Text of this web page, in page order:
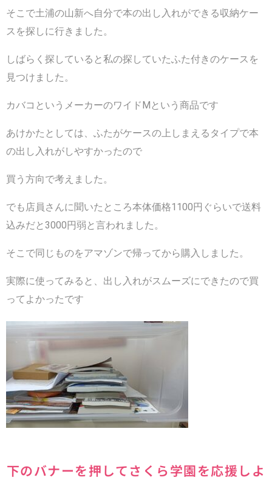
そこで土浦の山新へ自分で本の出し入れができる収納ケー
スを探しに行きました。
しばらく探していると私の探していたふた付きのケースを
見つけました。
カバコというメーカーのワイドМという商品です
あけかたとしては、ふたがケースの上しまえるタイプで本
の出し入れがしやすかったので
買う方向で考えました。
でも店員さんに聞いたところ本体価格1100円ぐらいで送料
込みだと3000円弱と言われました。
そこで同じものをアマゾンで帰ってから購入しました。
実際に使ってみると、出し入れがスムーズにできたので買
ってよかったです
下のバナーを押してさくら学園を応援しよ